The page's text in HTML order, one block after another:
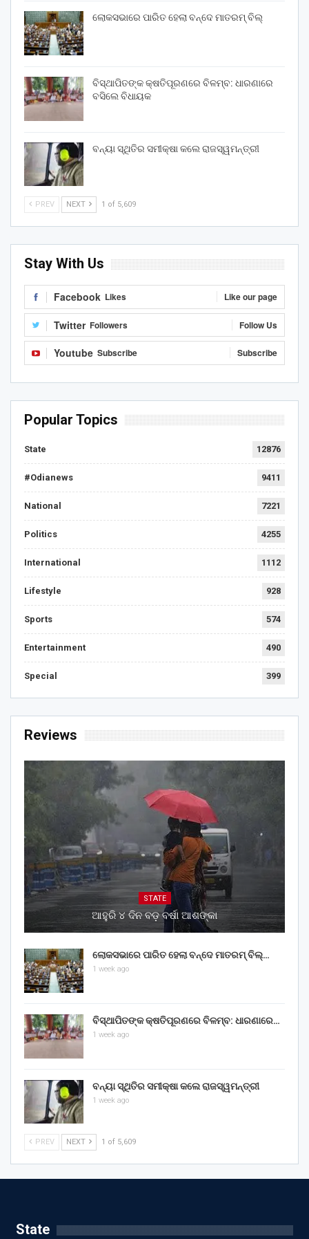
ଲୋକସଭାରେ ପାରିତ ହେଲା ବନ୍ଦେ ମାତରମ୍‌ ବିଲ୍‌
ବିସ୍ଥାପିତଙ୍କ କ୍ଷତିପୂରଣରେ ବିଳମ୍ବ: ଧାରଣାରେ
ବସିଲେ ବିଧାୟକ
ବନ୍ୟା ସ୍ଥିତିର ସମୀକ୍ଷା କଲେ ରାଜସ୍ୱମନ୍ତ୍ରୀ
PREV NEXT 1 of 5,609
Stay With Us
Facebook Likes Like our page
Twitter Followers Follow Us
Youtube Subscribe Subscribe
Popular Topics
State 12876
#Odianews 9411
National 7221
Politics 4255
International 1112
Lifestyle 928
Sports 574
Entertainment 490
Special 399
Reviews
STATE
ଆହୁରି ୪ ଦିନ ବଡ଼ ବର୍ଷା ଆଶଙ୍କା
ଲୋକସଭାରେ ପାରିତ ହେଲା ବନ୍ଦେ ମାତରମ୍‌ ବିଲ୍‌…
1 week ago
ବିସ୍ଥାପିତଙ୍କ କ୍ଷତିପୂରଣରେ ବିଳମ୍ବ: ଧାରଣାରେ…
1 week ago
ବନ୍ୟା ସ୍ଥିତିର ସମୀକ୍ଷା କଲେ ରାଜସ୍ୱମନ୍ତ୍ରୀ
1 week ago
PREV NEXT 1 of 5,609
State